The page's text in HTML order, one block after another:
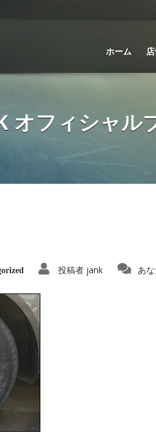
ホーム
オフィシャル
投稿者 jank あ